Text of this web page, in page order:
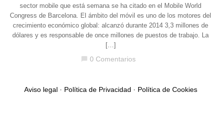
sector mobile que está semana se ha citado en el Mobile World
Congress de Barcelona. El ámbito del móvil es uno de los motores del
crecimiento económico global: alcanzó durante 2014 3,3 millones de
dólares y es responsable de once millones de puestos de trabajo. La
[…]
0 Comentarios
Aviso legal· Política de Privacidad · Política de Cookies